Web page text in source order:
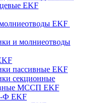
EKF
EKF
и молниеотводы
пассивные EKF
секционные
МССП EKF
EKF